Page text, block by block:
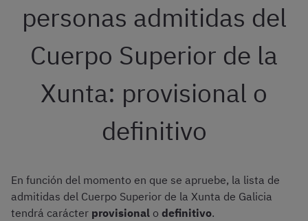
personas admitidas del
Cuerpo Superior de la
Xunta: provisional o
definitivo
En función del momento en que se apruebe, la lista de
admitidas del Cuerpo Superior de la Xunta de Galicia
tendrá carácter provisional o definitivo.